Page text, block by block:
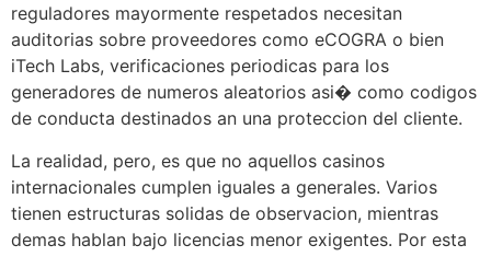
reguladores mayormente respetados necesitan
auditorias sobre proveedores como eCOGRA o bien
iTech Labs, verificaciones periodicas para los
generadores de numeros aleatorios asi� como codigos
de conducta destinados an una proteccion del cliente.
La realidad, pero, es que no aquellos casinos
internacionales cumplen iguales a generales. Varios
tienen estructuras solidas de observacion, mientras
demas hablan bajo licencias menor exigentes. Por esta